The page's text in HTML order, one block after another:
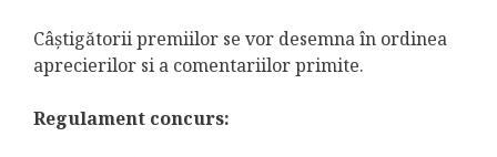
Câștigătorii premiilor se vor desemna în ordinea
aprecierilor si a comentariilor primite.
Regulament concurs: